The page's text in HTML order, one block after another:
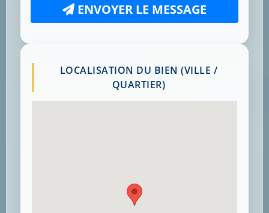
ENVOYER LE MESSAGE
LOCALISATION DU BIEN (VILLE /
QUARTIER)